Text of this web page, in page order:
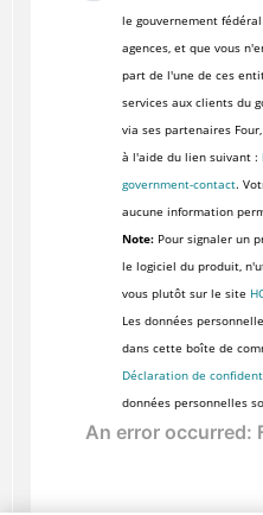
le gouvernement
agences, et que vous
part de l'une de ces
services aux clients du
via ses partenaires
à l'aide du lien suivant :
government-contact.
aucune information
Note:Pour signaler un
le logiciel du produit,
vous plutôt sur le site
Les données
dans cette boîte de
Déclaration de
données personnelles